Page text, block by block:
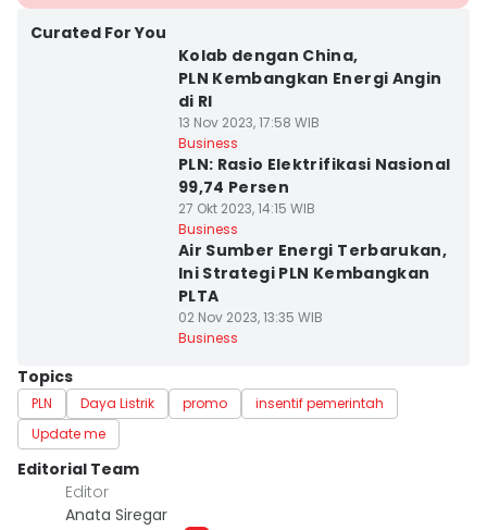
Curated For You
Kolab dengan China,
PLN Kembangkan Energi Angin
di RI
13 Nov 2023, 17:58 WIB
Business
PLN: Rasio Elektrifikasi Nasional
99,74 Persen
27 Okt 2023, 14:15 WIB
Business
Air Sumber Energi Terbarukan,
Ini Strategi PLN Kembangkan
PLTA
02 Nov 2023, 13:35 WIB
Business
Topics
PLN Daya Listrik promo
insentif pemerintah
Update me
Editorial Team
Editor
Anata Siregar